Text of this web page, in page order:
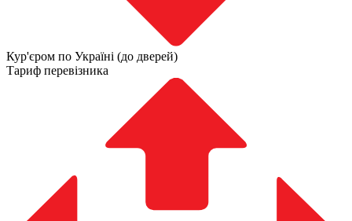
Кур'єром по Україні (до дверей)
Тариф перевізника